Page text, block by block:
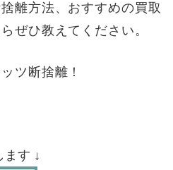
離方法、おすすめの買取
ぜひ教えてください。
ツ断捨離！
ます ↓